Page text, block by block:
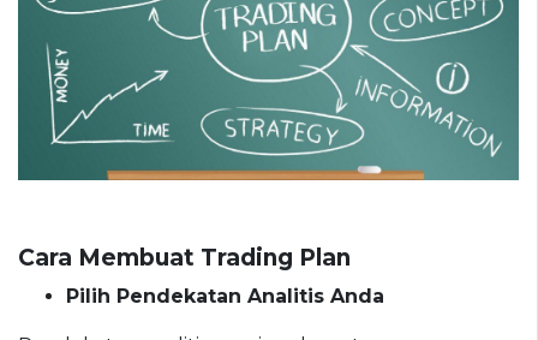
Cara Membuat Trading Plan
Pilih Pendekatan Analitis Anda